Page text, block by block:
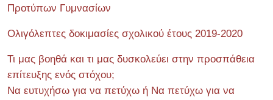
Προτύπων Γυμνασίων
Ολιγόλεπτες δοκιμασίες σχολικού έτους 2019-2020
Τι μας βοηθά και τι μας δυσκολεύει στην προσπάθεια
επίτευξης ενός στόχου;
Να ευτυχήσω για να πετύχω ή Να πετύχω για να